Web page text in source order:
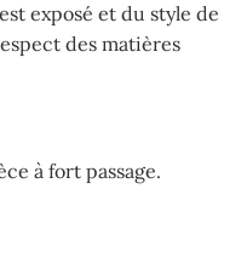
exposé et du style de
des matières
à fort passage.